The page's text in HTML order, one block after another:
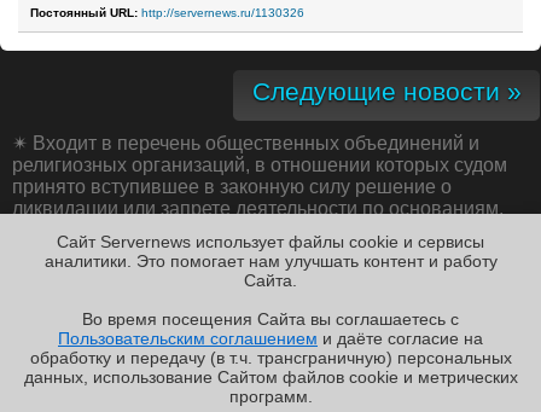
✖
Постоянный URL: http://servernews.ru/1130326
Следующие новости »
✴ Входит в перечень общественных объединений и
религиозных организаций, в отношении которых судом
принято вступившее в законную силу решение о
ликвидации или запрете деятельности по основаниям,
№ 114-ФЗ «О противодействии экстремистской
деятельности»;
РЕКЛАМА • ООО «ЛАБОРАТОРИЯ ЧИСЛИТЕЛЬ»
Copyright ©2010-2026
Servernews.Пользовательское
соглашение
Сайт Servernews использует файлы cookie и сервисы
аналитики. Это помогает нам улучшать контент и работу
Cайта.
Во время посещения Cайта вы соглашаетесь с
Пользовательским соглашением и даёте согласие на
обработку и передачу (в т.ч. трансграничную) персональных
данных, использование Cайтом файлов cookie и метрических
программ.